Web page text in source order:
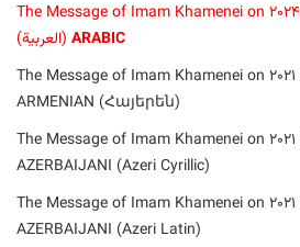
ARABIC (العربیة)
– The Message of Imam Khamenei on
ARMENIAN (Հայերեն)
– The Message of Imam Khamenei on
AZERBAIJANI (Azeri Cyrillic)
– The Message of Imam Khamenei on
AZERBAIJANI (Azeri Latin)